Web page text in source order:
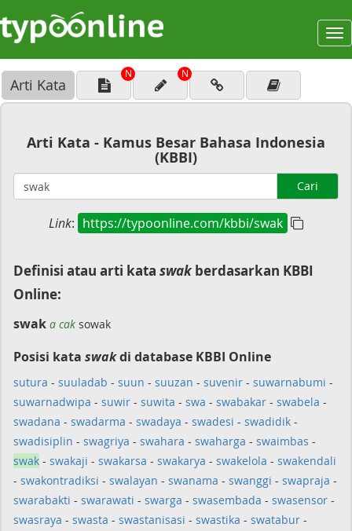
Arti Kata
N N
Arti Kata - Kamus Besar Bahasa Indonesia
(KBBI)
Cari
Link: https://typoonline.com/kbbi/swak
Definisi atau arti kata swakberdasarkan KBBI
Online:
swak a cak sowak
Posisi kata swakdi database KBBI Online
sutura - suuladab - suun - suuzan - suvenir - suwarnabumi -
suwarnadwipa - suwir - suwita - swa - swabakar - swabela -
swadana - swadarma - swadaya - swadesi - swadidik -
swadisiplin - swagriya - swahara - swaharga - swaimbas -
swak - swakaji - swakarsa - swakarya - swakelola - swakendali
- swakontradiksi - swalayan - swanama - swanggi - swapraja -
swarabakti - swarawati - swarga - swasembada - swasensor -
swasraya - swasta - swastanisasi - swastika - swatabur -